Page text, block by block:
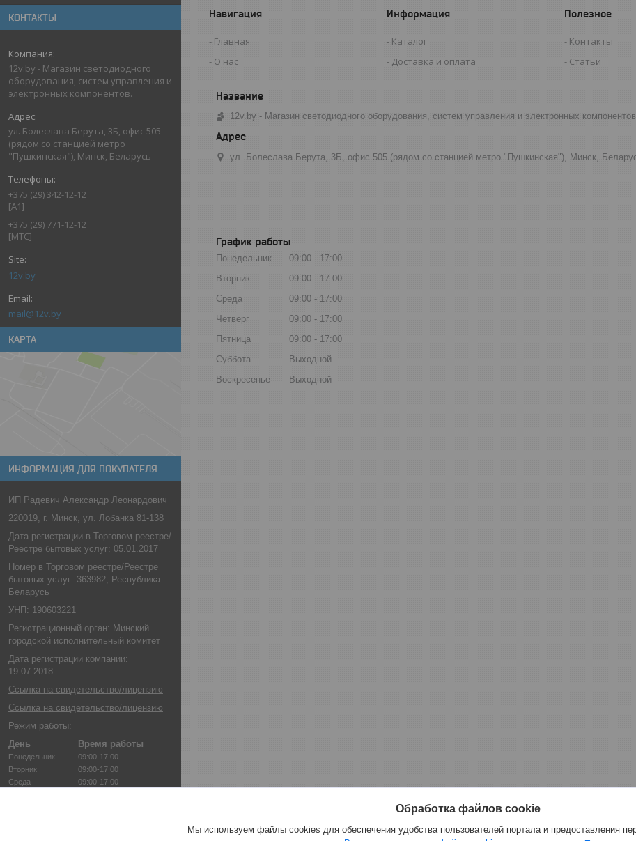
КОНТАКТЫ
12v.by - Магазин светодиодного
оборудования, систем управления и
электронных компонентов.
ул. Болеслава Берута, 3Б, офис 505
(рядом со станцией метро
"Пушкинская"), Минск, Беларусь
+375 (29) 342-12-12
[A1]
+375 (29) 771-12-12
[МТС]
12v.by
mail@12v.by
КАРТА
ИНФОРМАЦИЯ ДЛЯ ПОКУПАТЕЛЯ
ИП Радевич Александр Леонардович
220019, г. Минск, ул. Лобанка 81-138
Дата регистрации в Торговом реестре/
Реестре бытовых услуг: 05.01.2017
Номер в Торговом реестре/Реестре
бытовых услуг: 363982, Республика
Беларусь
УНП: 190603221
Регистрационный орган: Минский
городской исполнительный комитет
Дата регистрации компании:
19.07.2018
Ссылка на свидетельство/лицензию
Ссылка на свидетельство/лицензию
Режим работы:
День
Время работы
Понедельник
09:00-17:00
Вторник
09:00-17:00
Среда
09:00-17:00
Навигация
Главная
О нас
Информация
Каталог
Доставка и оплата
Полезное
Контакты
Статьи
12v.by - Магазин светодиодного оборудования, систем управления и электронных компонентов.
ул. Болеслава Берута, 3Б, офис 505 (рядом со станцией метро "Пушкинская"), Минск,
График работы
Понедельник 09:00
17:00
Вторник
09:00
17:00
Среда
09:00
17:00
Четверг
09:00
17:00
Пятница
09:00
17:00
Суббота
Выходной
Воскресенье
Выходной
Обработка файлов cookie
Мы используем файлы cookies для обеспечения удобства пользователей портала и предоставления